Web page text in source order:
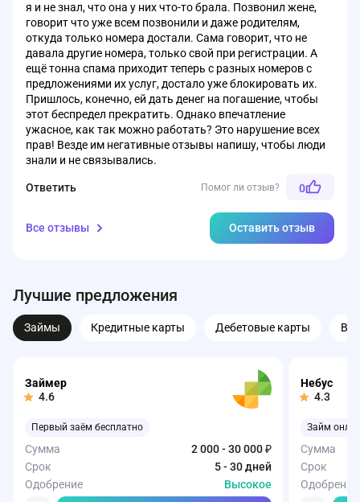
я и не знал, что она у них что-то брала. Позвонил жене,
говорит что уже всем позвонили и даже родителям,
откуда только номера достали. Сама говорит, что не
давала другие номера, только свой при регистрации. А
ещё тонна спама приходит теперь с разных номеров с
предложениями их услуг, достало уже блокировать их.
Пришлось, конечно, ей дать денег на погашение, чтобы
этот беспредел прекратить. Однако впечатление
ужасное, как так можно работать? Это нарушение всех
прав! Везде им негативные отзывы напишу, чтобы люди
знали и не связывались.
Ответить Помог ли отзыв? 0
Все отзывы Оставить отзыв
Лучшие предложения
Займы Кредитные карты Дебетовые карты
Займер
4.6
Первый заём бесплатно
Сумма
2 000 - 30 000 ₽
Срок
5 - 30 дней
Одобрение
Высокое
Небус
4.3
Займ
Сумма
Срок
Одобрение